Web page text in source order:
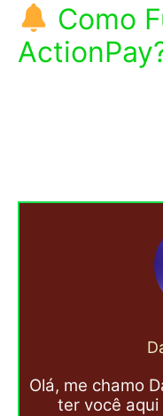
Como
Olá, me chamo
ter você